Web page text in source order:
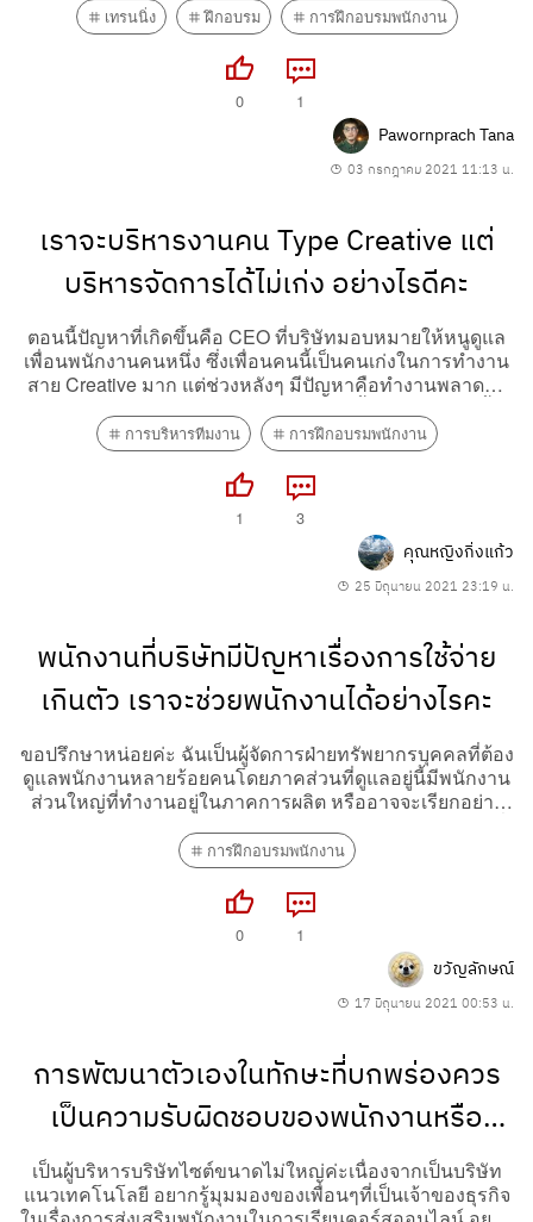
เทรนนิ่ง ฝึกอบรม การฝึกอบรมพนักงาน
0 1
Pawornprach Tana
03 กรกฎาคม 2021 11:13 น.
เราจะบริหารงานคน Type Creative แต่
บริหารจัดการได้ไม่เก่ง อย่างไรดีคะ
ตอนนี้ปัญหาที่เกิดขึ้นคือ CEO ที่บริษัทมอบหมายให้หนูดูแล
เพื่อนพนักงานคนหนึ่ง ซึ่งเพื่อนคนนี้เป็นคนเก่งในการทำงาน
สาย Creative มาก แต่ช่วงหลังๆ มีปัญหาคือทำงานพลาดอยู่
ไม่สามารถบริหารจัดการให้ทำงานเสร็จได้่ตามกำหนดเวลา...
การบริหารทีมงาน การฝึกอบรมพนักงาน
1 3
คุณหญิงกิ่งแก้ว
25 มิถุนายน 2021 23:19 น.
พนักงานที่บริษัทมีปัญหาเรื่องการใช้จ่าย
เกินตัว เราจะช่วยพนักงานได้อย่างไรคะ
ขอปรึกษาหน่อยค่ะ ฉันเป็นผู้จัดการฝ่ายทรัพยากรบุคคลที่ต้อง
ดูแลพนักงานหลายร้อยคนโดยภาคส่วนที่ดูแลอยู่นี้มีพนักงาน
ส่วนใหญ่ที่ทำงานอยู่ในภาคการผลิต หรืออาจจะเรียกอย่าง
พบในพนักงานกลุ่มนี้ที่มีฐานเงินเดือนจะอยู่ในระดับเริ่มต้นคือ
เรื่องของ...
การฝึกอบรมพนักงาน
0 1
ขวัญลักษณ์
17 มิถุนายน 2021 00:53 น.
การพัฒนาตัวเองในทักษะที่บกพร่องควร
เป็นความรับผิดชอบของพนักงานหรือ
บริษัทคะ
เป็นผู้บริหารบริษัทไซต์ขนาดไม่ใหญ่ค่ะเนื่องจากเป็นบริษัท
แนวเทคโนโลยี อยากรู้มุมมองของเพื่อนๆที่เป็นเจ้าของธุรกิจ